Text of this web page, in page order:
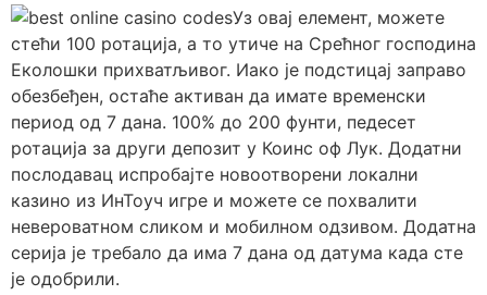
Уз овај елемент, можете
стећи 100 ротација, а то утиче на Срећног господина
Еколошки прихватљивог. Иако је подстицај заправо
обезбеђен, остаће активан да имате временски
период од 7 дана. 100% до 200 фунти, педесет
ротација за други депозит у Коинс оф Лук. Додатни
послодавац испробајте новоотворени локални
казино из ИнТоуч игре и можете се похвалити
невероватном сликом и мобилном одзивом. Додатна
серија је требало да има 7 дана од датума када сте
је одобрили.